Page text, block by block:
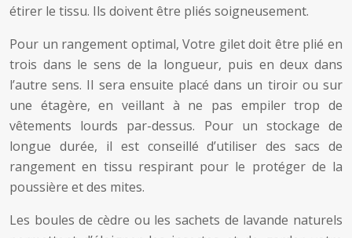
étirer le tissu. Ils doivent être pliés soigneusement.
Pour un rangement optimal, Votre gilet doit être plié en
trois dans le sens de la longueur, puis en deux dans
l’autre sens. Il sera ensuite placé dans un tiroir ou sur
une étagère, en veillant à ne pas empiler trop de
vêtements lourds par-dessus. Pour un stockage de
longue durée, il est conseillé d’utiliser des sacs de
rangement en tissu respirant pour le protéger de la
poussière et des mites.
Les boules de cèdre ou les sachets de lavande naturels